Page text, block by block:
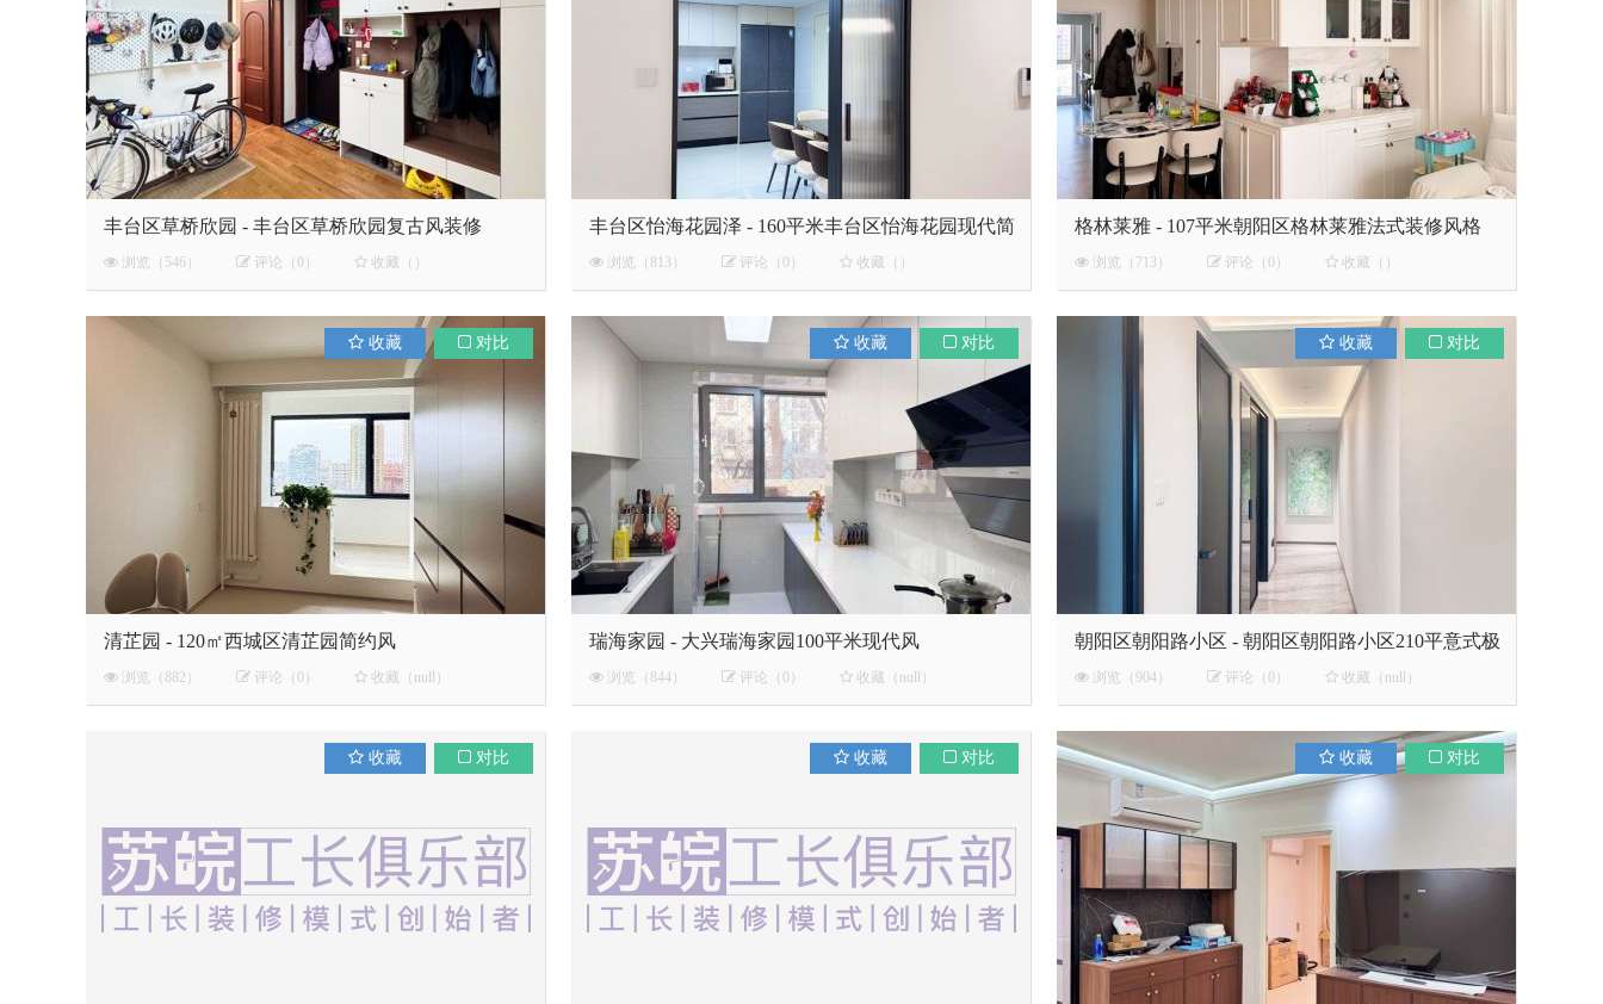
丰台区草桥欣园 - 丰台区草桥欣园复古风装修
浏览（546） 评论（0） 收藏（）
丰台区怡海花园泽 - 160平米丰台区怡海花园现代简
约风装修
浏览（813） 评论（0） 收藏（）
格林莱雅 - 107平米朝‮区阳‬格林莱雅法‮装式‬修风格
浏览（713） 评论（0） 收藏（）
对比
收藏
清芷园 - 120㎡西城区清芷园简约风
浏览（882） 评论（0） 收藏（null）
对比
收藏
瑞海家园 - 大兴瑞海家园100平米现代风
浏览（844） 评论（0） 收藏（null）
对比
收藏
朝阳区朝阳路小区 - 朝阳区朝阳路小区210平意式极
简浏览（904） 评论（0） 收藏（null）
对比
收藏 对比
收藏 对比
收藏